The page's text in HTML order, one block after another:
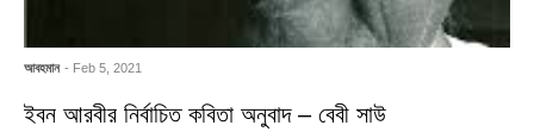
আবহমান - Feb 5, 2021
ইবন আরবীর নির্বাচিত কবিতা অনুবাদ – বেবী সাউ